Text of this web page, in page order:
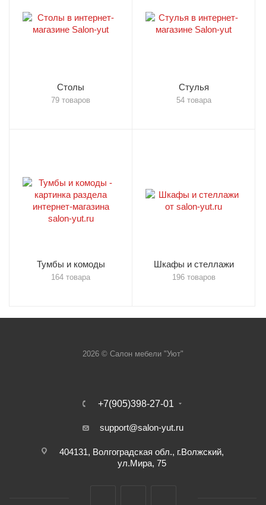
Столы
79 товаров
Стулья
54 товара
Тумбы и комоды
164 товара
Шкафы и стеллажи
196 товаров
2026 © Салон мебели "Уют"
+7(905)398-27-01
support@salon-yut.ru
404131, Волгоградская обл., г.Волжский,
ул.Мира, 75